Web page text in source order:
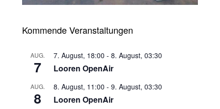
Kommende Veranstaltungen
AUG.
7
7. August, 18:00 - 8. August, 03:30
Looren OpenAir
AUG.
8
8. August, 11:00 - 9. August, 03:30
Looren OpenAir